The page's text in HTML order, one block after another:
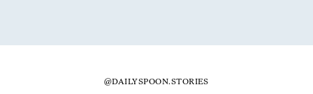
@DAILYSPOON.STORIES